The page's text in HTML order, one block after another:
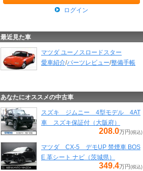
ログイン
最近見た車
マツダ ユーノスロードスター
愛車紹介/パーツレビュー/整備手帳
あなたにオススメの中古車
スズキ ジムニー 4型モデル 4AT
車 スズキ保証付（大阪府）
208.0万円 (税込)
マツダ CX-5 デモUP 禁煙車 BOS
E 革シート ナビ（茨城県）
349.4万円 (税込)